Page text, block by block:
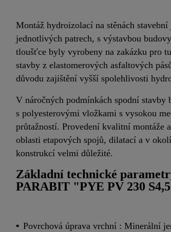
Montáž hydroizolací na stěnách
jednotlivých patrech, s výstavbou
tloušťce byly vyrobeny na zakázku pro
stavby z elastomerových asfaltových
důvodu zajištění vyšší spolehlivosti
V náročných podmínkách spodní
s polyesterovými vložkami s vysokou
průtažností. Provedení kvalitní montáže
oblasti etapových spojů, dilatací a v
konstrukcí velmi důležité.
Základní technické
PARABIT "PYE PV 230
Povrchová úprava vrchní : Minerální